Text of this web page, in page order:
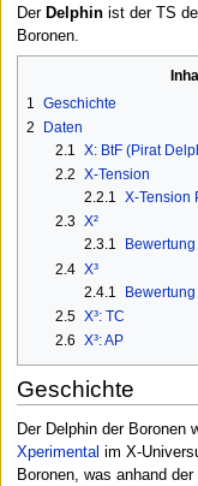
Der Delphinist der TS
Boronen.
1 Geschichte
2
Daten
2.1 X: BtF (Pirat
2.2 X-Tension
2.2.1 X-Tension
2.3 X²
2.3.1
Bewertung
2.4 X³
2.4.1
Bewertung
2.5 X³: TC
2.6 X³: AP
Geschichte
Der Delphin der Boronen
Xperimental im X-
Boronen, was anhand